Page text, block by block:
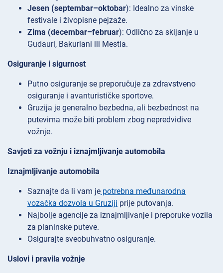
Jesen (septembar–oktobar): Idealno za vinske
festivale i živopisne pejzaže.
Zima (decembar–februar): Odlično za skijanje u
Gudauri, Bakuriani ili Mestia.
Osiguranje i sigurnost
Putno osiguranje se preporučuje za zdravstveno
osiguranje i avanturističke sportove.
Gruzija je generalno bezbedna, ali bezbednost na
putevima može biti problem zbog nepredvidive
vožnje.
Savjeti za vožnju i iznajmljivanje automobila
Iznajmljivanje automobila
Saznajte da li vam je potrebna međunarodna
vozačka dozvola u Gruziji prije putovanja.
Najbolje agencije za iznajmljivanje i preporuke vozila
za planinske puteve.
Osigurajte sveobuhvatno osiguranje.
Uslovi i pravila vožnje